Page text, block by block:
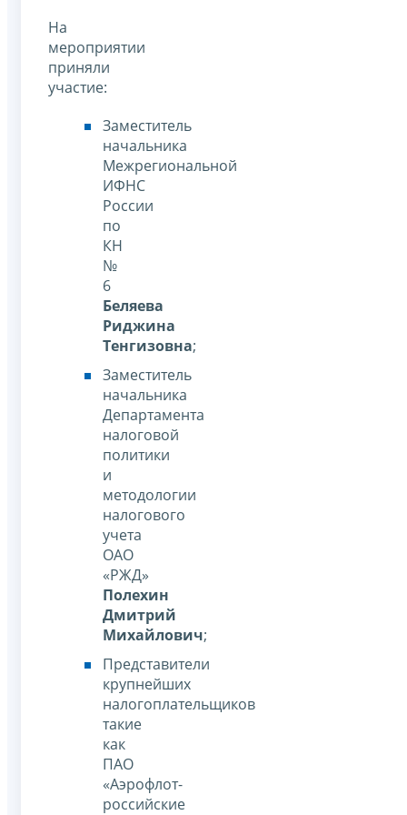
На
мероприятии
приняли
участие:
Заместитель
начальника
Межрегиональной
ИФНС
России
по
КН
№
6
Беляева
Риджина
Тенгизовна;
Заместитель
начальника
Департамента
налоговой
политики
и
методологии
налогового
учета
ОАО
«РЖД»
Полехин
Дмитрий
Михайлович;
Представители
крупнейших
налогоплательщиков
такие
как
ПАО
«Аэрофлот-
российские